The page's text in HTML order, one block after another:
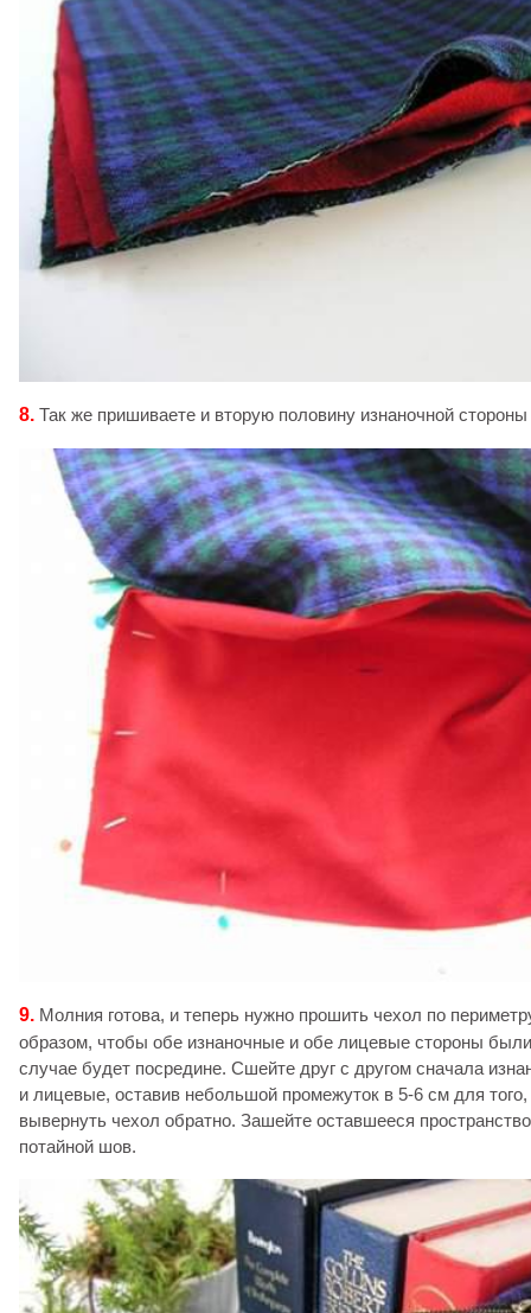
8. Так же пришиваете и вторую половину изнаночной
9. Молния готова, и теперь нужно прошить чехол по
образом, чтобы обе изнаночные и обе лицевые стороны
случае будет посредине. Сшейте друг с другом сначала
и лицевые, оставив небольшой промежуток в 5-6 см для
вывернуть чехол обратно. Зашейте оставшееся
потайной шов.